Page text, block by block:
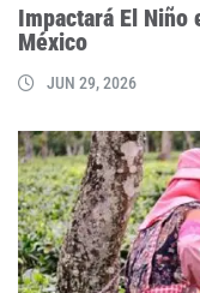
Impactará El
México
JUN 29, 2026